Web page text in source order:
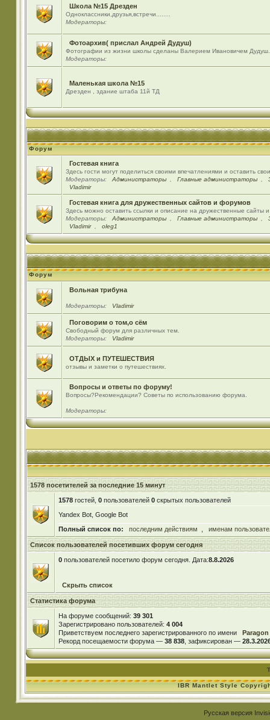
Школа №15 Дрезден
Одноклассники,друзья,встречи........
Модераторы:
Фотоархив( прислал Андрей Дудуш)
Фотографии из жизни школы сделаны Валерием Ивановичем Дудуш.
Модераторы:
Маленькая школа №15
Дрезден , здание штаба 11й ТД
Форум
Гостевая книга
Здесь гости могут поделиться своими впечатлениями и оставить
Модераторы:
Администраторы Главные администраторы
Vladimir
Гостевая книга для дружественных сайтов и форумов
Здесь можно оставить ссылки и описание на дружественные сайты
Модераторы:
Администраторы Главные администраторы
Vladimir
oleg1
Форум
Вольная трибуна
Модераторы: Vladimir
Поговорим о том,о сём
Свободный форум для различных тем.
Модераторы:
Vladimir
ОТДЫХ и ПУТЕШЕСТВИЯ
отзывы и заметки о путешествиях.
Вопросы и ответы по форуму!
Вопросы?Рекомендации? Советы по использованию форума.
Модераторы:
1578 посетителей за последние 15 минут
1578гостей, 0пользователей 0скрытых пользователей
Yandex Bot, Google Bot
Полный список по:
последним действиям именам
Список пользователей посетивших форум сегодня
0пользователей посетило форум сегодня. Дата:8.8.2026
Скрыть список
Статистика форума
На форуме сообщений: 39 301
Зарегистрировано пользователей: 4 004
Приветствуем последнего зарегистрированного по имени
Paragon
Рекорд посещаемости форума — 38 838, зафиксирован —
IBR Mantlet Style
Русская версия